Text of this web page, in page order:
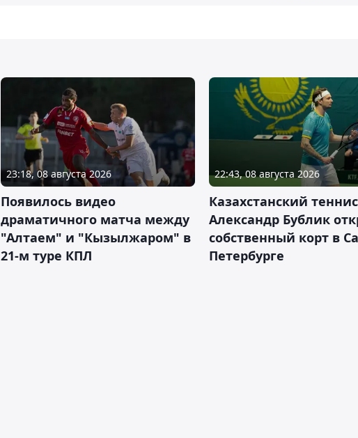
23:18, 08 августа 2026
Появилось видео
драматичного матча между
"Алтаем" и "Кызылжаром" в
21-м туре КПЛ
22:43, 08 августа 2026
Казахстанский
Александр Бублик
собственный корт в
Петербурге